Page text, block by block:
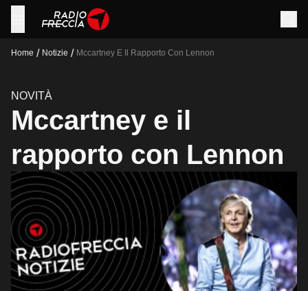
Home / Notizie / Mccartney E Il Rapporto Con Lennon
NOVITÀ
Mccartney e il
rapporto con Lennon